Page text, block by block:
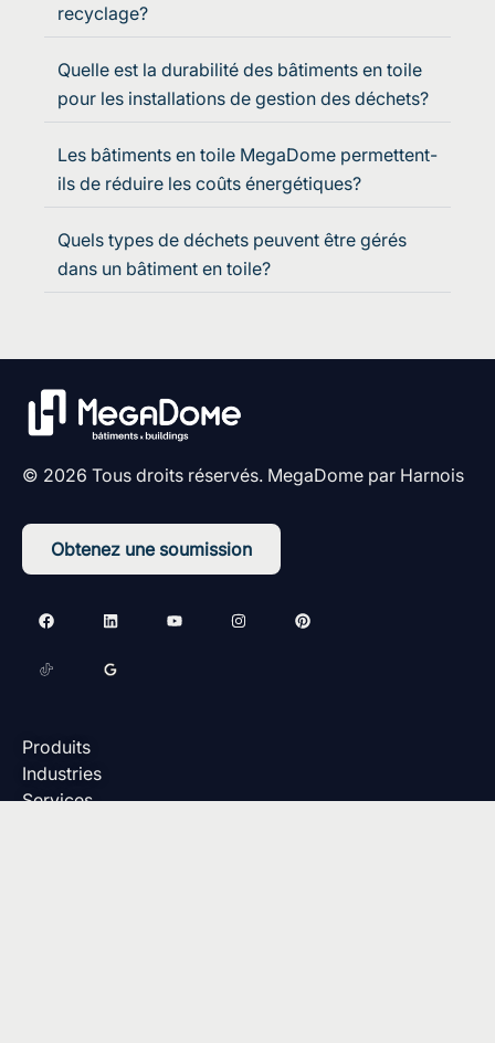
recyclage?
Quelle est la durabilité des bâtiments en toile
pour les installations de gestion des déchets?
Les bâtiments en toile MegaDome permettent-
ils de réduire les coûts énergétiques?
Quels types de déchets peuvent être gérés
dans un bâtiment en toile?
© 2026 Tous droits réservés. MegaDome par Harnois
Obtenez une soumission
Produits
Industries
Services